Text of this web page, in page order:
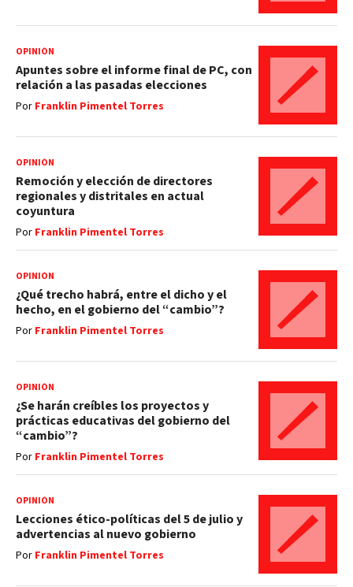
OPINIÓN
Apuntes sobre el informe final de PC, con
relación a las pasadas elecciones
Por Franklin Pimentel Torres
OPINIÓN
Remoción y elección de directores
regionales y distritales en actual
coyuntura
Por Franklin Pimentel Torres
OPINIÓN
¿Qué trecho habrá, entre el dicho y el
hecho, en el gobierno del “cambio”?
Por Franklin Pimentel Torres
OPINIÓN
¿Se harán creíbles los proyectos y
prácticas educativas del gobierno del
“cambio”?
Por Franklin Pimentel Torres
OPINIÓN
Lecciones ético-políticas del 5 de julio y
advertencias al nuevo gobierno
Por Franklin Pimentel Torres